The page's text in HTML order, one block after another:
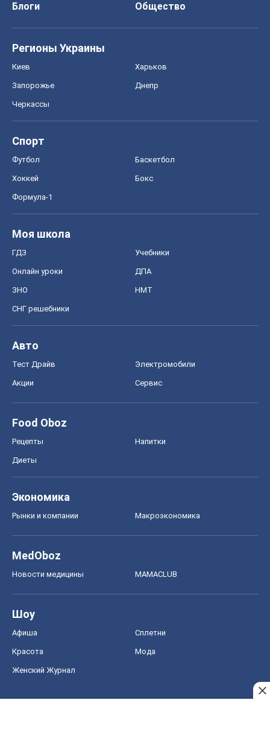
Блоги
Общество
Регионы Украины
Киев Харьков
Запорожье Днепр
Черкассы
Спорт
Футбол Баскетбол
Хоккей Бокс
Формула-1
Моя школа
ГДЗ Учебники
Онлайн уроки ДПА
ЗНО НМТ
СНГ решебники
Авто
Тест Драйв Электромобили
Акции Сервис
Food Oboz
Рецепты Напитки
Диеты
Экономика
Рынки и компании Mакроэкономика
MedOboz
Новости медицины MAMACLUB
Шоу
Афиша Сплетни
Красота Мода
Женский Журнал